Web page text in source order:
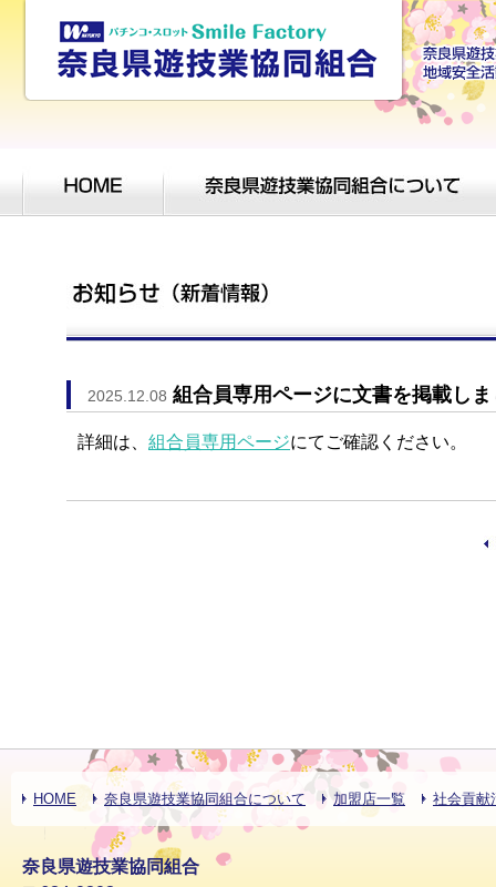
2025.12.08 組合員専用ページに文書を掲載しま
詳細は、 組合員専用ページにてご確認ください。
HOME 奈良県遊技業協同組合について 加盟店一覧 社会貢献
奈良県遊技業協同組合